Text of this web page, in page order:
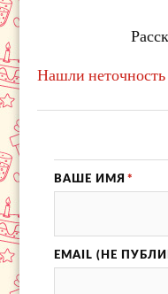
Нашли
ВАШЕ ИМЯ *
EMAIL (НЕ